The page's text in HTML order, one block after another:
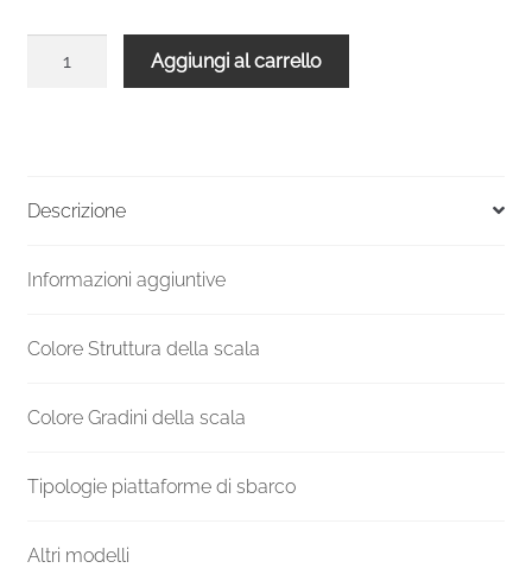
diametro
quantità
Aggiungi al carrello
Descrizione
Informazioni aggiuntive
Colore Struttura della scala
Colore Gradini della scala
Tipologie piattaforme di sbarco
Altri modelli